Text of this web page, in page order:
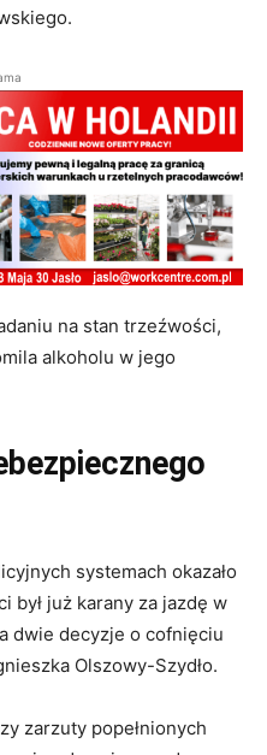
na stan trzeźwości,
alkoholu w jego
systemach okazało
był już karany za jazdę w
dwie decyzje o cofnięciu
Olszowy-Szydło.
zarzuty popełnionych